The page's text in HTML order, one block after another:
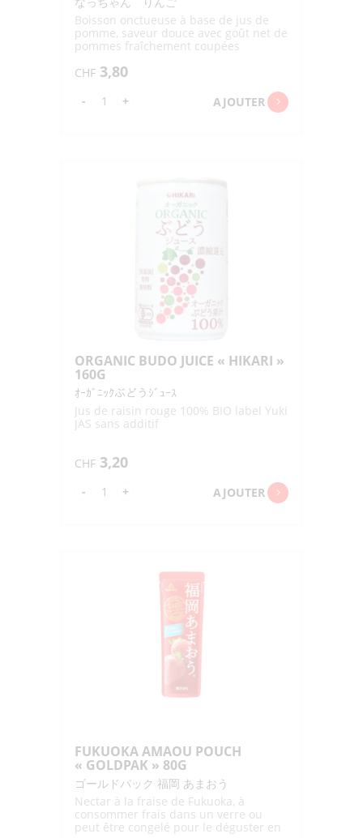
Boisson onctueuse à base de jus de
pomme, saveur douce avec goût net de
pommes fraîchement coupées
CHF 3,80
-
quantité
+ AJOUTER
ORGANIC BUDO JUICE « HIKARI »
160G
ｵｰｶﾞﾆｯｸぶどうｼﾞｭｰｽ
Jus de raisin rouge 100% BIO label Yuki
JAS sans additif
CHF 3,20
-
quantité
+ AJOUTER
FUKUOKA AMAOU POUCH
« GOLDPAK » 80G
ゴールドパック 福岡 あまおう
Nectar à la fraise de Fukuoka, à
consommer frais dans un verre ou
peut être congelé pour le déguster en